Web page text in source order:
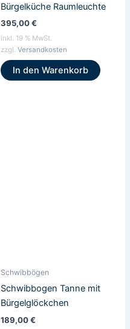
Bürgelküche Raumleuchte
395,00€
inkl. 19 % MwSt.
zzgl. Versandkosten
In den Warenkorb
Schwibbögen
Schwibbogen Tanne mit
Bürgelglöckchen
189,00€